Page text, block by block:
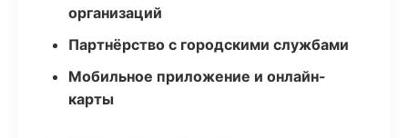
организаций
Партнёрство с городскими службами
Мобильное приложение и онлайн-
карты